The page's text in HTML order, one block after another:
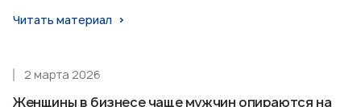
Читать материал
Женщины в бизнесе чаще мужчин опираются на
2 марта 2026